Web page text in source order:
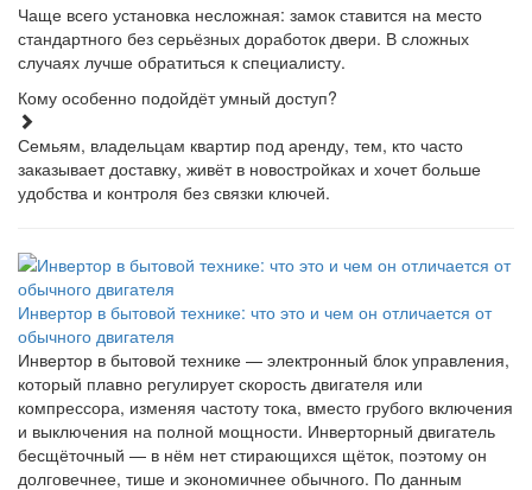
Чаще всего установка несложная: замок ставится на место
стандартного без серьёзных доработок двери. В сложных
случаях лучше обратиться к специалисту.
Кому особенно подойдёт умный доступ?
Семьям, владельцам квартир под аренду, тем, кто часто
заказывает доставку, живёт в новостройках и хочет больше
удобства и контроля без связки ключей.
Инвертор в бытовой технике: что это и чем он отличается от
обычного двигателя
Инвертор в бытовой технике — электронный блок управления,
который плавно регулирует скорость двигателя или
компрессора, изменяя частоту тока, вместо грубого включения
и выключения на полной мощности. Инверторный двигатель
бесщёточный — в нём нет стирающихся щёток, поэтому он
долговечнее, тише и экономичнее обычного. По данным